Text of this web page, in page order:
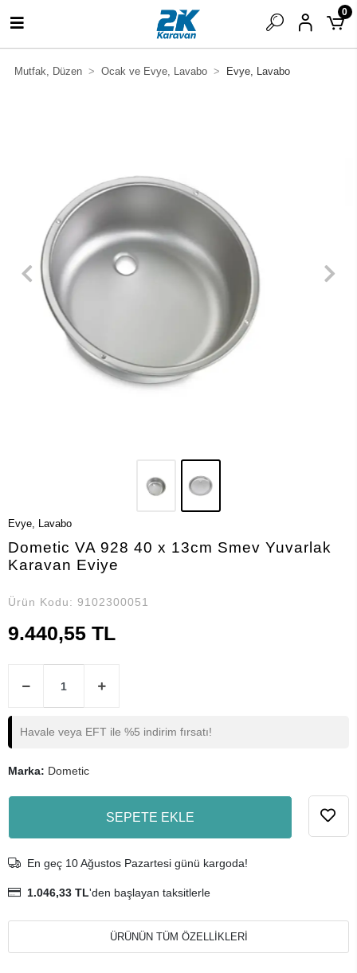
0
Mutfak, Düzen Ocak ve Evye, Lavabo Evye, Lavabo
Evye, Lavabo
Dometic VA 928 40 x 13cm Smev Yuvarlak
Karavan Eviye
Ürün Kodu: 9102300051
9.440,55 TL
Havale veya EFT ile %5 indirim fırsatı!
Marka: Dometic
SEPETE EKLE
En geç 10 Ağustos Pazartesi günü kargoda!
1.046,33 TL'den başlayan taksitlerle
ÜRÜNÜN TÜM ÖZELLİKLERİ